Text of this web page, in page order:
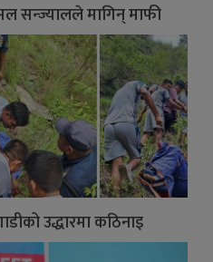
सन्ज्यालले मागिन् माफी
उद्धारमा कठिनाइ